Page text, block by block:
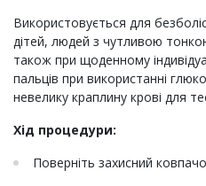
Використовується для
дітей, людей з чутливою
також при щоденному
пальців при використанні
невелику краплину крові для
Хід процедури:
Поверніть захисний